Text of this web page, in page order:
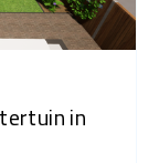
in